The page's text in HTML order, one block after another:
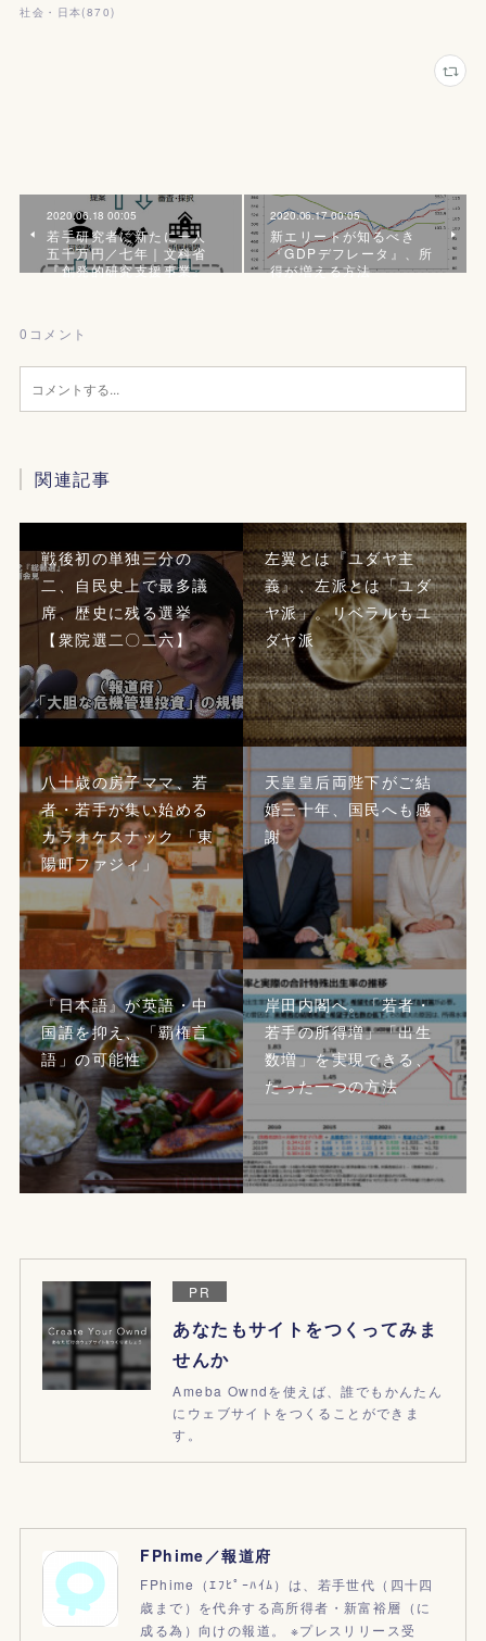
社会・日本(870)
2020.06.18 00:05
若手研究者に新たに一人
五千万円／七年｜文科省
『創発的研究支援事業』
2020.06.17 00:05
新エリートが知るべき
『GDPデフレータ』、所
得が増える方法
0 コメント
関連記事
戦後初の単独三分の
二、自民史上で最多議
席、歴史に残る選挙
【衆院選二〇二六】
左翼とは『ユダヤ主
義』、左派とは「ユダ
ヤ派」。リベラルもユ
ダヤ派
八十歳の房子ママ、若
者・若手が集い始める
カラオケスナック 「東
陽町ファジィ」
天皇皇后両陛下がご結
婚三十年、国民へも感
謝
『日本語』が英語・中
国語を抑え、「覇権言
語」の可能性
岸田内閣へ。「若者・
若手の所得増」「出生
数増」を実現できる、
たった一つの方法
PR
あなたもサイトをつくってみま
せんか
Ameba Owndを使えば、誰でもかんたん
にウェブサイトをつくることができま
す。
FPhime／報道府
FPhime（ｴﾌﾋﾟｰﾊｲﾑ）は、若手世代（四十四
歳まで）を代弁する高所得者・新富裕層（に
成る為）向けの報道。 ※プレスリリース受